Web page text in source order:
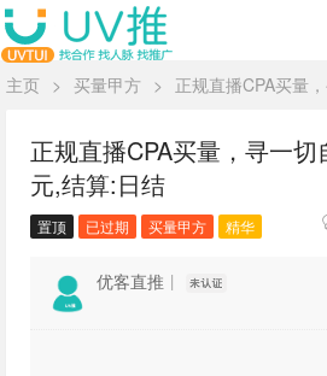
主页 > 买量甲方 > 正规直播CPA买量
正规直播CPA买量，寻一
元,结算:日结
置顶 已过期 买量甲方 精华
优客直推 |